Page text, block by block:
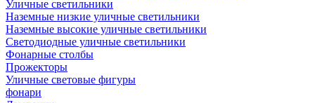
Уличные светильники
Наземные низкие уличные светильники
Наземные высокие уличные светильники
Светодиодные уличные светильники
Фонарные столбы
Прожекторы
Уличные световые фигуры
фонари